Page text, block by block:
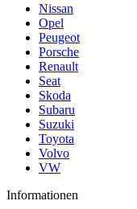
Nissan
Opel
Peugeot
Porsche
Renault
Seat
Skoda
Subaru
Suzuki
Toyota
Volvo
VW
Informationen